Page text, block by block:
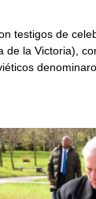
testigos de
de la Victoria),